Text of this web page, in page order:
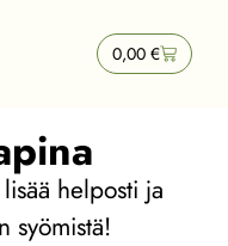
0,00 €
helposti ja
syömistä!